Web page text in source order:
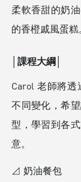
柔軟香甜的奶
的香橙戚風蛋糕
│課程大綱│
Carol 老師將
不同變化，希
型，學習到各
意。
⊿ 奶油餐包